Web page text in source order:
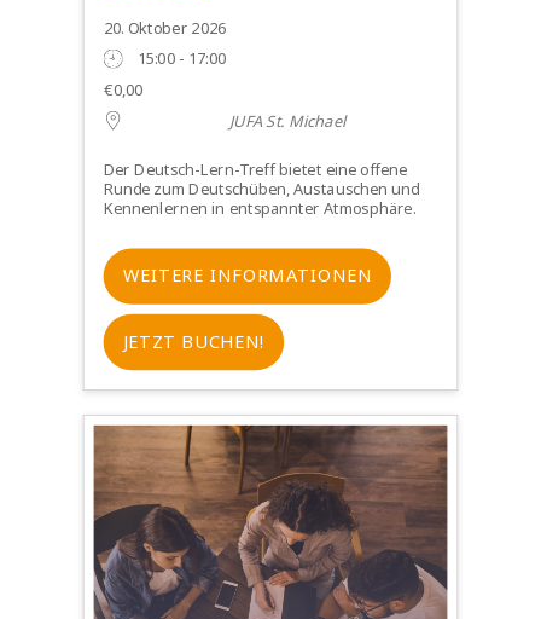
20. Oktober 2026
15:00 - 17:00
€0,00
JUFA St. Michael
Der Deutsch-Lern-Treff bietet eine offene
Runde zum Deutschüben, Austauschen und
Kennenlernen in entspannter Atmosphäre.
WEITERE INFORMATIONEN
JETZT BUCHEN!